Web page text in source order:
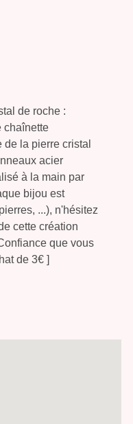
de roche :
chaînette
la pierre cristal
acier
à la main par
bijou est
...), n'hésitez
cette création
que vous
de 3€ ]